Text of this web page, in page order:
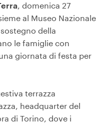
, domenica 27
al Museo Nazionale
della
le famiglie con
giornata di festa per
terrazza
headquarter del
di Torino, dove i